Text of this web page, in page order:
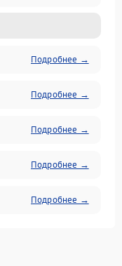
Подробнее →
Подробнее →
Подробнее →
Подробнее →
Подробнее →